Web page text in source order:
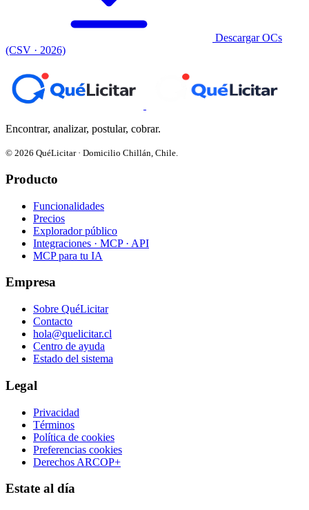
Descargar OCs
(CSV · 2026)
Encontrar, analizar, postular, cobrar.
© 2026 QuéLicitar · Domicilio Chillán, Chile.
Producto
Funcionalidades
Precios
Explorador público
Integraciones · MCP · API
MCP para tu IA
Empresa
Sobre QuéLicitar
Contacto
hola@quelicitar.cl
Centro de ayuda
Estado del sistema
Legal
Privacidad
Términos
Política de cookies
Preferencias cookies
Derechos ARCOP+
Estate al día